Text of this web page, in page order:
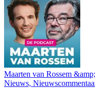
Maarten van Rossem
Nieuws,